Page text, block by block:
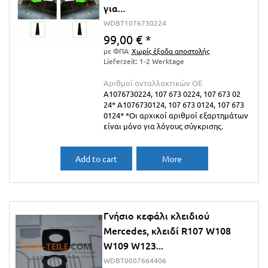
για...
WDBT1076730224
99,00 € *
με ΦΠΑ Χωρίς έξοδα αποστολής
Lieferzeit: 1-2 Werktage
Αριθμοί ανταλλακτικών ΟΕ
A1076730224, 107 673 0224, 107 673 02
24* A1076730124, 107 673 0124, 107 673
0124* *Οι αρχικοί αριθμοί εξαρτημάτων
είναι μόνο για λόγους σύγκρισης.
Add to cart More
Γνήσιο κεφάλι κλειδιού
Mercedes, κλειδί R107 W108
W109 W123...
WDBT0007664406